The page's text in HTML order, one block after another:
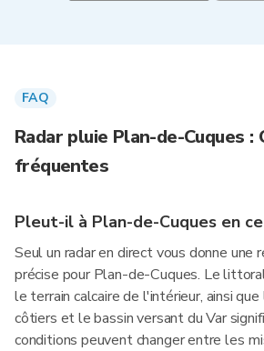
FAQ
Radar pluie Plan-de-Cuques :
fréquentes
Pleut-il à Plan-de-Cuques en
Seul un radar en direct vous donne une
précise pour Plan-de-Cuques. Le
le terrain calcaire de l'intérieur, ainsi
côtiers et le bassin versant du Var
conditions peuvent changer entre les